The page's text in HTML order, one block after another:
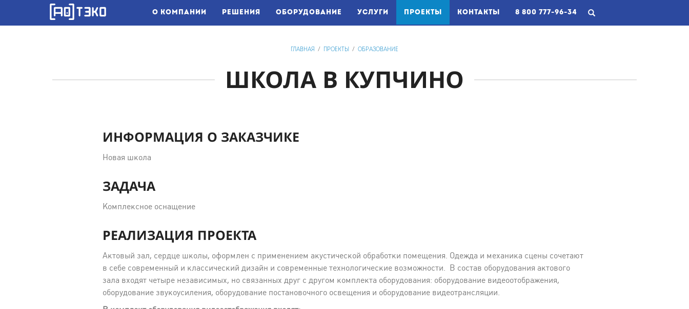
О КОМПАНИИ РЕШЕНИЯ ОБОРУДОВАНИЕ УСЛУГИ ПРОЕКТЫ (CURRENT)
КОНТАКТЫ 8 800 777-96-34
ГЛАВНАЯ / ПРОЕКТЫ / ОБРАЗОВАНИЕ
ШКОЛА В КУПЧИНО
ИНФОРМАЦИЯ О ЗАКАЗЧИКЕ
Новая школа
ЗАДАЧА
Комплексное оснащение
РЕАЛИЗАЦИЯ ПРОЕКТА
Актовый зал, сердце школы, оформлен с применением акустической обработки помещения. Одежда и механика сцены сочетают
в себе современный и классический дизайн и современные технологические возможности. В состав оборудования актового
зала входят четыре независимых, но связанных друг с другом комплекта оборудования: оборудование видеоотображения,
оборудование звукоусиления, оборудование постановочного освещения и оборудование видеотрансляции.